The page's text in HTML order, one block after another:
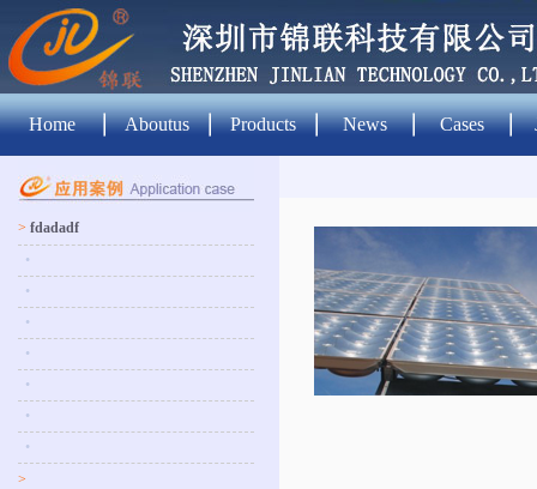
Home Aboutus Products News Cases
> fdadadf
•
•
•
•
•
•
•
>